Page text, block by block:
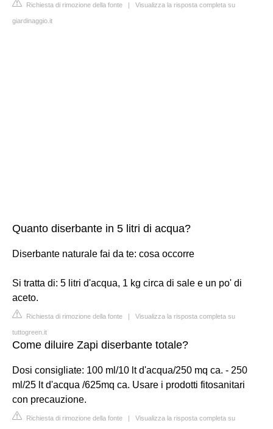
Richiesta di rimozione della fonte | Visualizza la risposta completa su
giardinaggio.it
Quanto diserbante in 5 litri di acqua?
Diserbante naturale fai da te: cosa occorre
Si tratta di: 5 litri d'acqua, 1 kg circa di sale e un po' di
aceto.
Richiesta di rimozione della fonte | Visualizza la risposta completa su
tuttogreen.it
Come diluire Zapi diserbante totale?
Dosi consigliate: 100 ml/10 lt d'acqua/250 mq ca. - 250
ml/25 lt d'acqua /625mq ca. Usare i prodotti fitosanitari
con precauzione.
Richiesta di rimozione della fonte | Visualizza la risposta completa su